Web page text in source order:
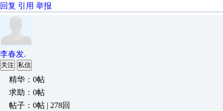
回复 引用 举报
李春发.
关注 私信
精华：0帖
求助：0帖
帖子：0帖 | 278回